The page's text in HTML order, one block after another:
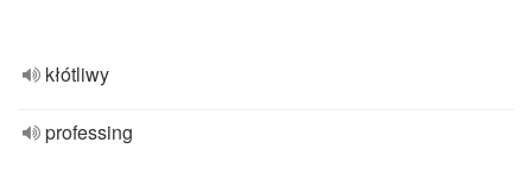
kłótliwy
professing